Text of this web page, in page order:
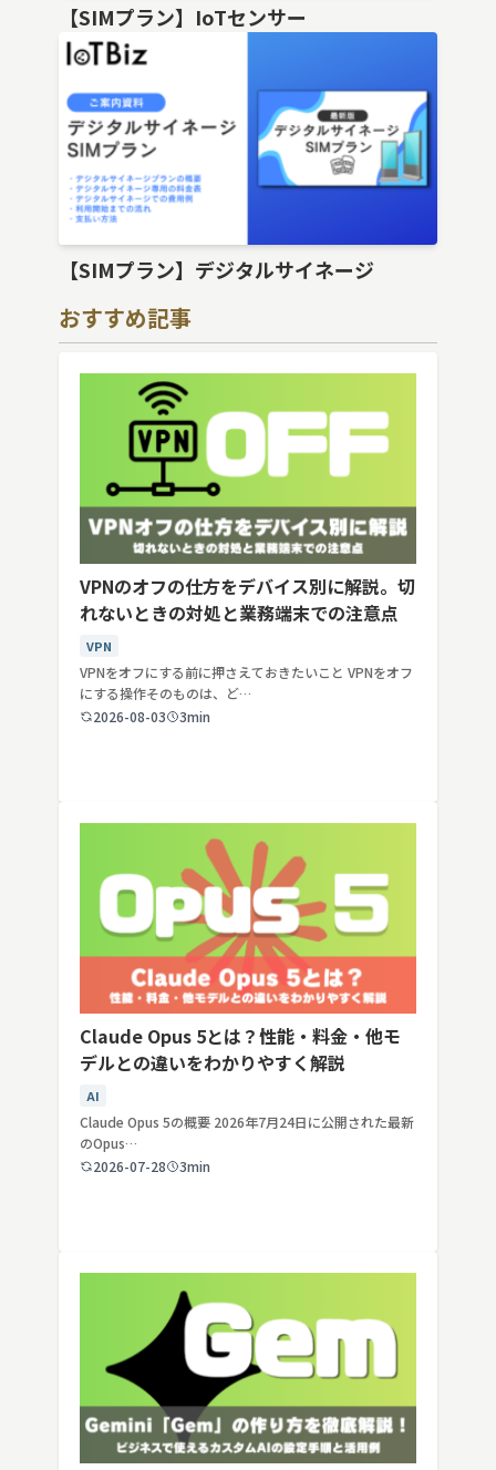
【SIMプラン】IoTセンサー
【SIMプラン】デジタルサイネージ
おすすめ記事
VPNのオフの仕方をデバイス別に解説。切
れないときの対処と業務端末での注意点
VPN
VPNをオフにする前に押さえておきたいこと VPNをオフ
にする操作そのものは、ど…
2026-08-03
3min
Claude Opus 5とは？性能・料金・他モ
デルとの違いをわかりやすく解説
AI
Claude Opus 5の概要 2026年7月24日に公開された最新
のOpus…
2026-07-28
3min